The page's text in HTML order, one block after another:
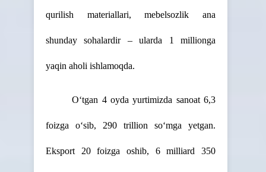
qurilish materiallari, mebelsozlik ana
shunday sohalardir – ularda 1 millionga
yaqin aholi ishlamoqda.
O‘tgan 4 oyda yurtimizda sanoat 6,3
foizga o‘sib, 290 trillion so‘mga yetgan.
Eksport 20 foizga oshib, 6 milliard 350